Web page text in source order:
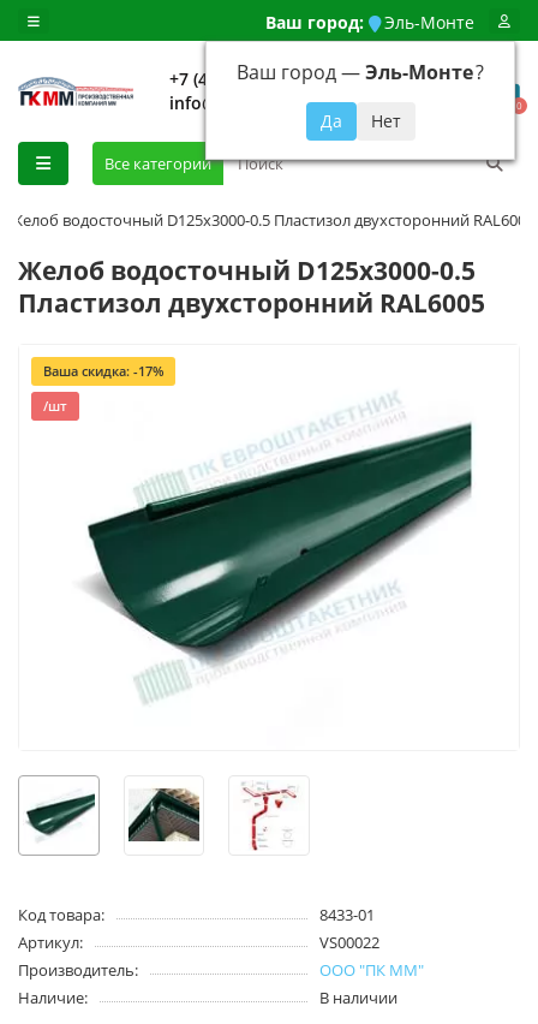
Ваш город: Эль-Монте
Ваш город —Эль-Монте?
+7 (499) 648-92-94
info@evroshtaketnikmoskva.ru
0
Все категории
Желоб водосточный D125х3000-0.5 Пластизол двухсторонний RAL6005
Желоб водосточный D125х3000-0.5
Пластизол двухсторонний RAL6005
Ваша скидка: -17%
/шт
Код товара:
8433-01
Артикул:
VS00022
Производитель:
ООО "ПК ММ"
Наличие:
В наличии